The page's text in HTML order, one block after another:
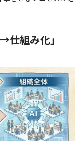
仕組み化」